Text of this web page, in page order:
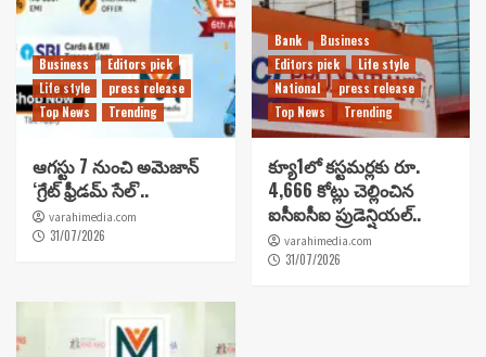
Business
Editors pick
Life style
press release
Top News
Trending
ఆగస్టు 7 నుంచి అమెజాన్
‘గ్రేట్ ఫ్రీడమ్ సేల్’..
varahimedia.com
31/07/2026
Bank
Business
Editors pick
Life style
National
press release
Top News
Trending
క్యూ1లో కస్టమర్లకు రూ.
4,666 కోట్లు చెల్లించిన
ఐసీఐసీఐ ప్రుడెన్షియల్..
varahimedia.com
31/07/2026